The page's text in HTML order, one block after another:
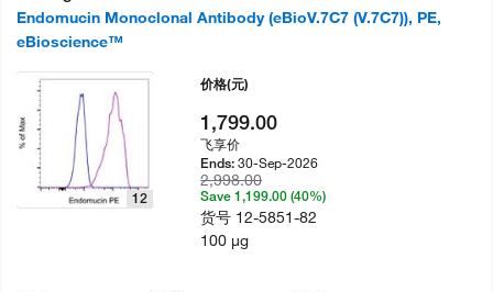
Endomucin Monoclonal Antibody (eBioV.7C7 (V.7C7)), PE,
eBioscience™
12
价格(元)
1,799.00
飞享价
Ends:30-Sep-2026
2,998.00
Save 1,199.00 (40%)
货号 12-5851-82
100 µg